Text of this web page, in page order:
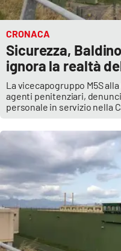
APP
Android
Apple
CRONACA
Sicurezza,
ignora la realtà
La vicecapogruppo M5S
agenti penitenziari,
personale in servizio nella